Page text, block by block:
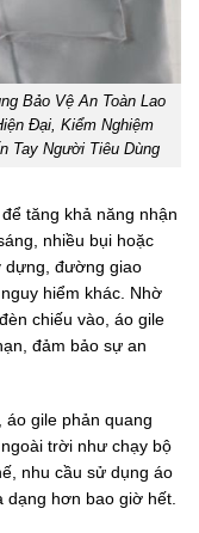
Bảo Vệ An Toàn Lao
Đại, Kiểm Nghiệm
Tay Người Tiêu Dùng
tăng khả năng nhận
nhiều bụi hoặc
dựng, đường giao
hiểm khác. Nhờ
chiếu vào, áo gile
đảm bảo sự an
áo gile phản quang
trời như chạy bộ
nhu cầu sử dụng áo
hơn bao giờ hết.